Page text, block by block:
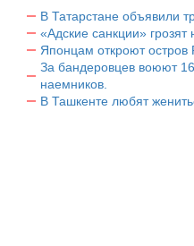
В Татарстане объявили
«Адские санкции»
Японцам откроют остров
За бандеровцев воюют
наемников.
В Ташкенте любят